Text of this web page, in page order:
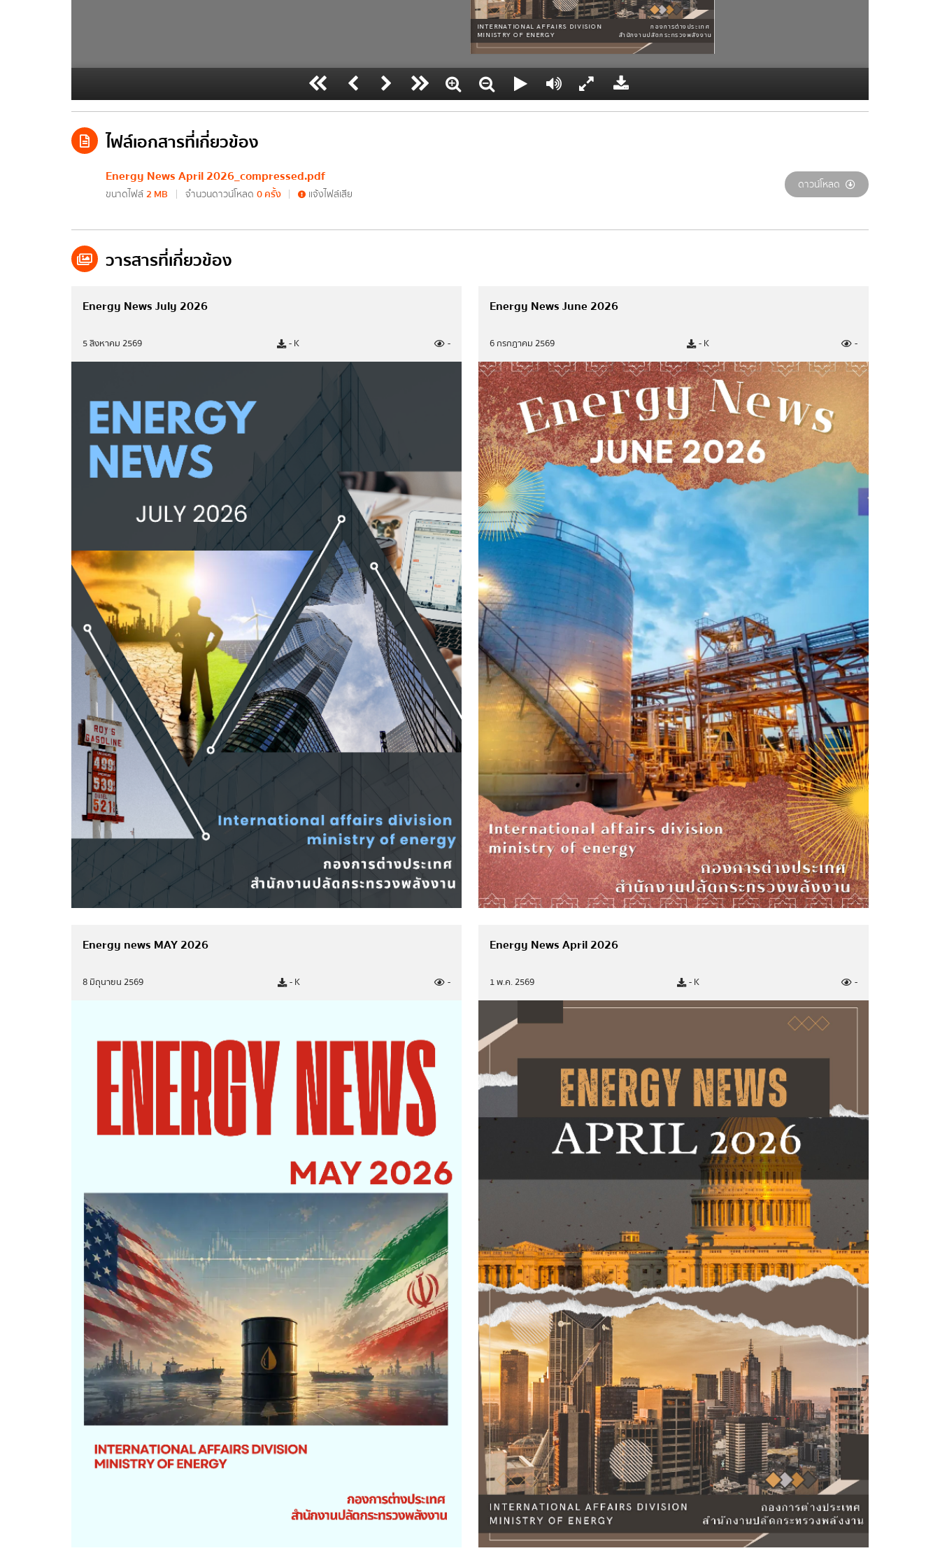
แผนการใช้จ่ายงบประมาณประจำปี (เอกสารงบประมาณ)
แผนการใช้จ่ายงบประมาณประจำปี
รายงานการกำกับติดตามการใช้จ่ายงบประมาณรอบ 6 เดือน
ข้อมูลรายงาน
รายงานการกำกับติดตามการดำเนินงานประจำปี รอบ 6 เดือน
รายงานการเงินสำนักงานปลัดกระทรวงพลังงาน
รายงานต้นทุนต่อหน่วยผลผลิต
การติดตามตรวจสอบและประเมินผลภาคราชการ
ข่าวสารการติดตามตรวจสอบและประเมินผลภาคราชการ (คตป.พน.)
รายงานการติดตามตรวจสอบและประเมินผลภาคราชการ (คตป.พน.)
การป้องกันการทุจริต
แผนปฏิบัติการป้องกันการทุจริต
รายงานการกำกับติดตามการดำเนินการป้องกันการทุจริต รอบ 6
เดือน
รายงานผลการดำเนินการป้องกันการทุจริตประจำปี
การประเมินความเสี่ยงการทุจริตประจำปี
การดำเนินการเพื่อจัดการความเสี่ยงการทุจริต
มาตรการส่งเสริมคุณธรรมและความโปร่งใสภายในหน่วยงาน
การดำเนินการตามมาตรการส่งเสริมคุณธรรมและความโปร่งใสภายใน
หน่วยงาน
ศูนย์ปฏิบัติการต่อต้านการทุจริต
ข่าวประชาสัมพันธ์ ศูนย์ปฏิบัติการต่อต้านการทุจริต
ข้อมูลเผยแพร่ ศูนย์ปฏิบัติการต่อต้านทุจริต
แนวทางการประพฤติปฏิบัติตน ตามพระราชบัญญัติมาตรฐานทาง
จริยธรรม พ.ศ. 2562
ข่าวและข้อมูลประหยัดพลังงาน
ข่าวกิจกรรมและประชาสัมพันธ์
ข่าวประชาสัมพันธ์
ข่าวสารผู้บริหาร
สถานการณ์พลังงาน
รายงานสถิติพลังงานรายปี
ฐานะกองทุนน้ำมันเชื้อเพลิง
สถิติรายงาน
ประกาศกระทรวง
ประกาศจัดซื้อจัดจ้างกระทรวงพลังงาน
ข่าวจัดซื้อจัดจ้าง
แผนการจัดซื้อจัดจ้างหรือแผนการจัดหาพัสดุ
สรุปผลการจัดซื้อจัดจ้างหรือการจัดหาพัสดุรายเดือน
รายงานผลการจัดซื้อจัดจ้างหรือการจัดหาพัสดุประจำปี
สำนักงานปลัดกระทรวงพลังงาน
กรมพัฒนาพลังงานทดแทนและอนุรักษ์พลังงาน
กรมธุรกิจพลังงาน
กรมเชื้อเพลิงธรรมชาติ
สำนักงานนโยบายและแผนพลังงาน
การให้บริการ
คู่มือประชาชน
ข้อมูลเปิดสาธารณะ
บัญชีข้อมูลเปิดสาธารณะ
กรุณาระบุคำค้นหาที่ท่านต้องการ
ไฟล์เอกสารที่เกี่ยวข้อง
Energy News April 2026_compressed.pdf
ขนาดไฟล์2 MB จำนวนดาวน์โหลด 0 ครั้ง แจ้งไฟล์เสีย
ดาวน์โหลด
วารสารที่เกี่ยวข้อง
Energy News July 2026
5 สิงหาคม 2569 - K -
Energy News June 2026
6 กรกฎาคม 2569 - K -
Energy news MAY 2026
8 มิถุนายน 2569 - K -
Energy News April 2026
1 พ.ค. 2569 - K -